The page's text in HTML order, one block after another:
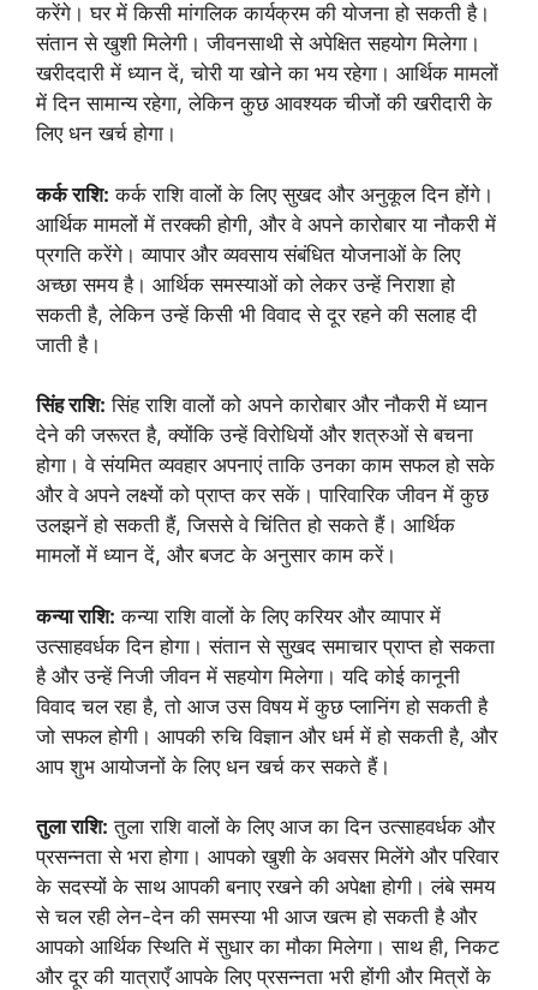
करेंगे। घर में किसी मांगलिक कार्यक्रम की योजना हो सकती है।
संतान से खुशी मिलेगी। जीवनसाथी से अपेक्षित सहयोग मिलेगा।
खरीददारी में ध्यान दें, चोरी या खोने का भय रहेगा। आर्थिक मामलों
में दिन सामान्य रहेगा, लेकिन कुछ आवश्यक चीजों की खरीदारी के
लिए धन खर्च होगा।
कर्क राशि: कर्क राशि वालों के लिए सुखद और अनुकूल दिन होंगे।
आर्थिक मामलों में तरक्की होगी, और वे अपने कारोबार या नौकरी में
प्रगति करेंगे। व्यापार और व्यवसाय संबंधित योजनाओं के लिए
अच्छा समय है। आर्थिक समस्याओं को लेकर उन्हें निराशा हो
सकती है, लेकिन उन्हें किसी भी विवाद से दूर रहने की सलाह दी
जाती है।
सिंह राशि: सिंह राशि वालों को अपने कारोबार और नौकरी में ध्यान
देने की जरूरत है, क्योंकि उन्हें विरोधियों और शत्रुओं से बचना
होगा। वे संयमित व्यवहार अपनाएं ताकि उनका काम सफल हो सके
और वे अपने लक्ष्यों को प्राप्त कर सकें। पारिवारिक जीवन में कुछ
उलझनें हो सकती हैं, जिससे वे चिंतित हो सकते हैं। आर्थिक
मामलों में ध्यान दें, और बजट के अनुसार काम करें।
कन्या राशि: कन्या राशि वालों के लिए करियर और व्यापार में
उत्साहवर्धक दिन होगा। संतान से सुखद समाचार प्राप्त हो सकता
है और उन्हें निजी जीवन में सहयोग मिलेगा। यदि कोई कानूनी
विवाद चल रहा है, तो आज उस विषय में कुछ प्लानिंग हो सकती है
जो सफल होगी। आपकी रुचि विज्ञान और धर्म में हो सकती है, और
आप शुभ आयोजनों के लिए धन खर्च कर सकते हैं।
तुला राशि: तुला राशि वालों के लिए आज का दिन उत्साहवर्धक और
प्रसन्नता से भरा होगा। आपको खुशी के अवसर मिलेंगे और परिवार
के सदस्यों के साथ आपकी बनाए रखने की अपेक्षा होगी। लंबे समय
से चल रही लेन-देन की समस्या भी आज खत्म हो सकती है और
आपको आर्थिक स्थिति में सुधार का मौका मिलेगा। साथ ही, निकट
और दूर की यात्राएँ आपके लिए प्रसन्नता भरी होंगी और मित्रों के